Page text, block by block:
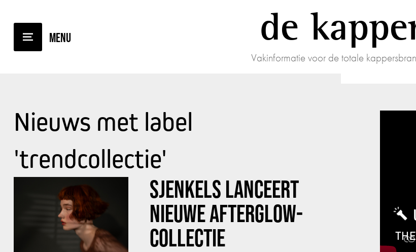
de
Vakinformatie voor de totale
Nieuws met label
'trendcollectie'
SJENKELS LANCEERT
NIEUWE AFTERGLOW-
COLLECTIE